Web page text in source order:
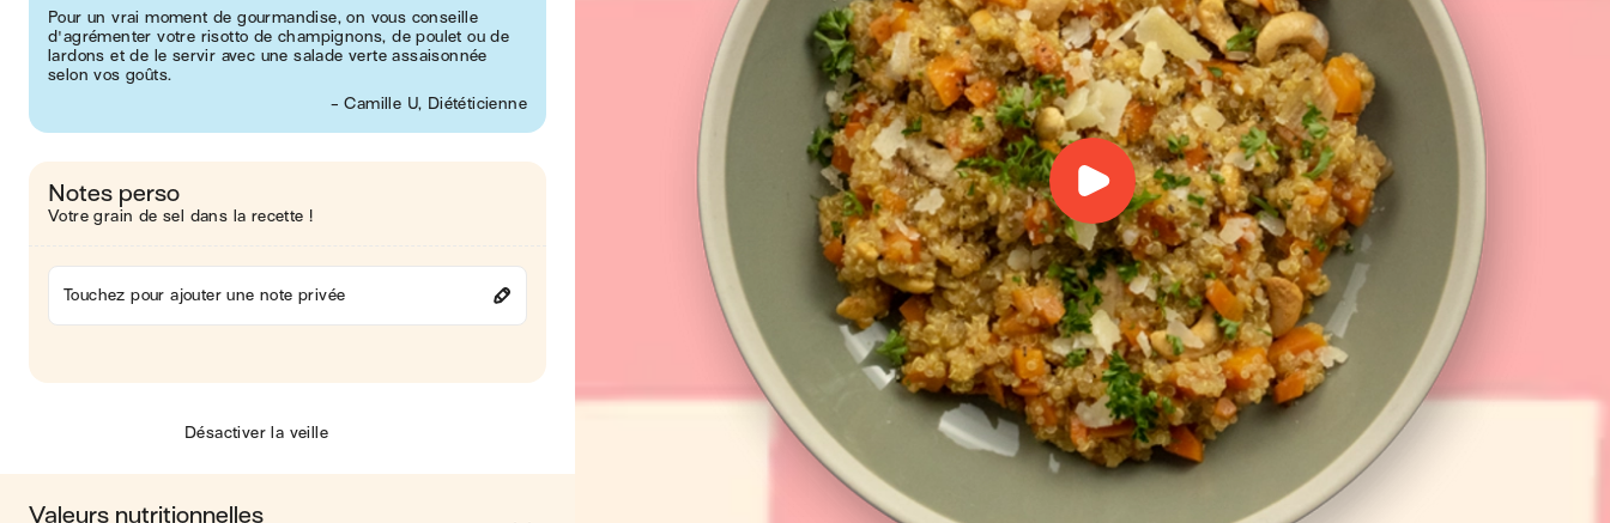
Pour un vrai moment de gourmandise, on vous conseille
d'agrémenter votre risotto de champignons, de poulet ou de
lardons et de le servir avec une salade verte assaisonnée
selon vos goûts.
- Camille U, Diététicienne
Notes perso
Votre grain de sel dans la recette !
Touchez pour ajouter une note privée
Désactiver la veille
Valeurs nutritionnelles